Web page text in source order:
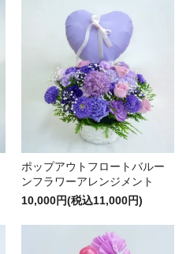
ポップアウトフロートバルー
ンフラワーアレンジメント
10,000円(税込11,000円)